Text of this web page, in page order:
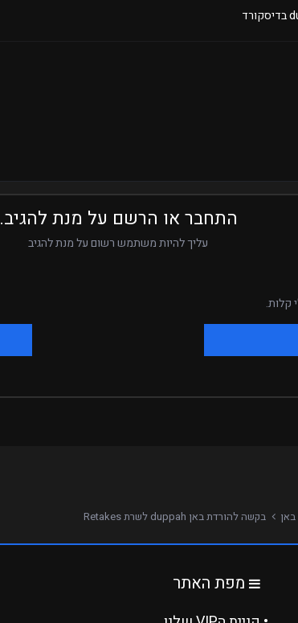
התחבר או הרשם על מנת להגיב.
עליך להיות משתמש רשום על מנת להגיב
קלות.
בקשה להורדת באן duppah לשרת Retakes
מפת האתר